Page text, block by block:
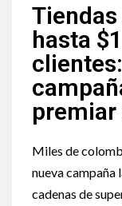
hasta
premiar
Miles de
nueva campaña
cadenas de